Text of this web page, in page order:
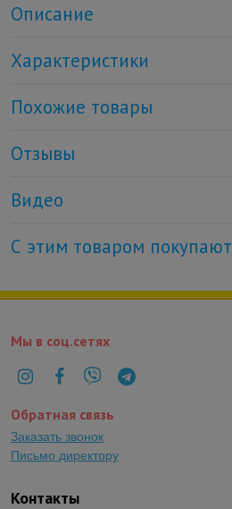
Описание
Характеристики
Похожие товары
Отзывы
Видео
С этим товаром покупают
Контакты
Мы в соц.сетях
Обратная связь
Заказать звонок
Письмо директору